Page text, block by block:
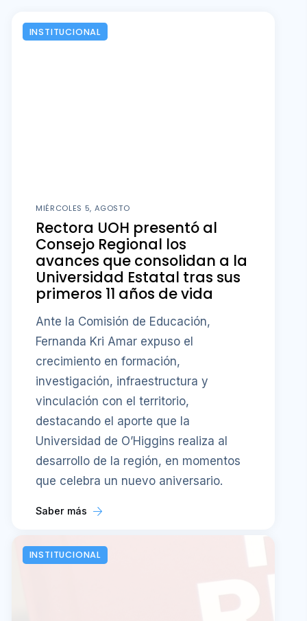
INSTITUCIONAL
MIÉRCOLES 5, AGOSTO
Rectora UOH presentó al
Consejo Regional los
avances que consolidan a la
Universidad Estatal tras sus
primeros 11 años de vida
Ante la Comisión de Educación,
Fernanda Kri Amar expuso el
crecimiento en formación,
investigación, infraestructura y
vinculación con el territorio,
destacando el aporte que la
Universidad de O’Higgins realiza al
desarrollo de la región, en momentos
que celebra un nuevo aniversario.
Saber más
INSTITUCIONAL